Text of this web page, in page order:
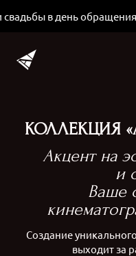
в день обращения
КОЛЛЕКЦИЯ
​Акцент на
и
Ваше
Создание
выходит за